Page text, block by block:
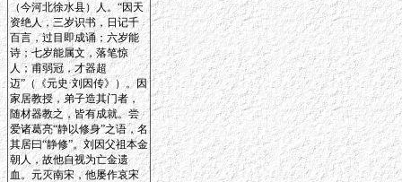
（今河北徐水县）人。“因天
资绝人，三岁识书，日记千
百言，过目即成诵；六岁能
诗；七岁能属文，落笔惊
人；甫弱冠，才器超
迈”（《元史·刘因传》）。因
家居教授，弟子造其门者，
随材器教之，皆有成就。尝
爱诸葛亮“静以修身”之语，名
其居曰“静修”。刘因父祖本金
朝人，故他自视为亡金遗
血。元灭南宋，他屡作哀宋